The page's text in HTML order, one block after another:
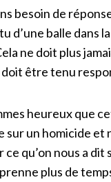
besoin de
d’une balle dans
ne doit plus
doit être tenu
heureux que
sur un homicide et
ce qu’on nous a
plus de